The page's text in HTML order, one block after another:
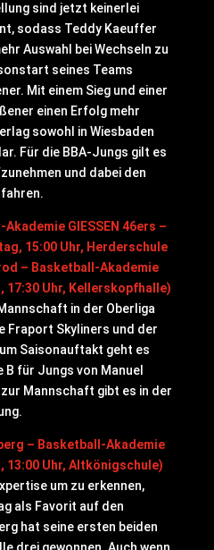
sind jetzt keinerlei
sodass Teddy Kaeuffer
Auswahl bei Wechseln zu
seines Teams
Mit einem Sieg und einer
einen Erfolg mehr
sowohl in Wiesbaden
Für die BBA-Jungs gilt es
und dabei den
GIESSEN 46ers –
15:00 Uhr, Herderschule
– Basketball-Akademie
17:30 Uhr, Kellerskopfhalle)
in der Oberliga
Fraport Skyliners und der
Saisonauftakt geht es
für Jungs von Manuel
Mannschaft gibt es in der
– Basketball-Akademie
13:00 Uhr, Altkönigschule)
um zu erkennen,
als Favorit auf den
hat seine ersten beiden